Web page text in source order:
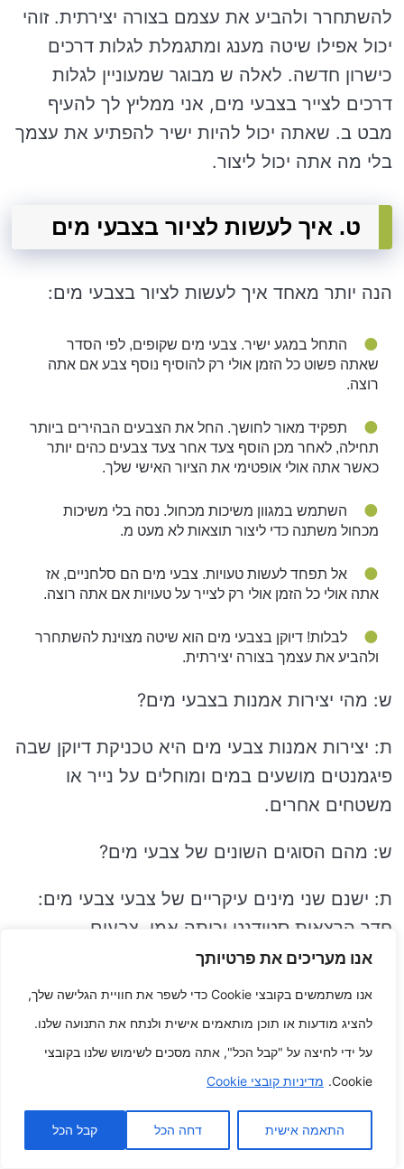
אנו מעריכים את פרטיותך
אנו משתמשים בקובצי Cookie כדי לשפר את חוויית הגלישה שלך,
להציג מודעות או תוכן מותאמים אישית ולנתח את התנועה שלנו.
על ידי לחיצה על "קבל הכל", אתה מסכים לשימוש שלנו בקובצי
Cookie. מדיניות קובצי Cookie
התאמה אישית דחה הכל קבל הכל
להשתחרר ולהביע את עצמם בצורה יצירתית. זוהי
יכול אפילו שיטה מענג ומתגמלת לגלות דרכים
כישרון חדשה. לאלה ש מבוגר שמעוניין לגלות
דרכים לצייר בצבעי מים, אני ממליץ לך להעיף
מבט ב. שאתה יכול להיות ישיר להפתיע את עצמך
בלי מה אתה יכול ליצור.
ט. איך לעשות לציור בצבעי מים
הנה יותר מאחד איך לעשות לציור בצבעי מים:
התחל במגע ישיר. צבעי מים שקופים, לפי הסדר
שאתה פשוט כל הזמן אולי רק להוסיף נוסף צבע אם אתה
רוצה.
תפקיד מאור לחושך. החל את הצבעים הבהירים ביותר
תחילה, לאחר מכן הוסף צעד אחר צעד צבעים כהים יותר
כאשר אתה אולי אופטימי את הציור האישי שלך.
השתמש במגוון משיכות מכחול. נסה בלי משיכות
מכחול משתנה כדי ליצור תוצאות לא מעט מ.
אל תפחד לעשות טעויות. צבעי מים הם סלחניים, אז
אתה אולי כל הזמן אולי רק לצייר על טעויות אם אתה רוצה.
לבלות! דיוקן בצבעי מים הוא שיטה מצוינת להשתחרר
ולהביע את עצמך בצורה יצירתית.
ש: מהי יצירות אמנות בצבעי מים?
ת: יצירות אמנות צבעי מים היא טכניקת דיוקן שבה
פיגמנטים מושעים במים ומוחלים על נייר או
משטחים אחרים.
ש: מהם הסוגים השונים של צבעי מים?
ת: ישנם שני מינים עיקריים של צבעי צבעי מים:
חדר הרצאות סטודנט וכיתה אמן. צבעים
לתלמידים הם הרבה פחות יקרים ובעלי ריכוזי
פיגמנט נמוכים יותר, בנוסף שצבעים בדרגת אמן
הם יקרים יותר ובעלי ריכוזי פיגמנט גבוהים יותר.
ש: מהו הנייר הכי טוב שאפשר לציור בצבעי מים?
ת: הנייר הכי טוב שאפשר לציור בצבעי מים הוא
נייר שהוא יכול אפילו סופג וכמו כן בעל מרקם.